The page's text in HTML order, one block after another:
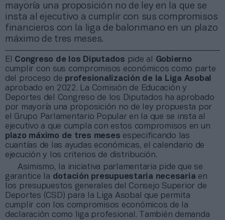
mayoría una proposición no de ley en la que se
insta al ejecutivo a cumplir con sus compromisos
financieros con la liga de balonmano en un plazo
máximo de tres meses.
El Congreso de los Diputados pide al Gobierno
cumplir con sus compromisos económicos como parte
del proceso de profesionalización de la Liga Asobal
aprobado en 2022. La Comisión de Educación y
Deportes del Congreso de los Diputados ha aprobado
por mayoría una proposición no de ley propuesta por
el Grupo Parlamentario Popular en la que se insta al
ejecutivo a que cumpla con estos compromisos en un
plazo máximo de tres meses especificando las
cuantías de las ayudas económicas, el calendario de
ejecución y los criterios de distribución.
Asimismo, la iniciativa parlamentaria pide que se
garantice la dotación presupuestaria necesaria en
los presupuestos generales del Consejo Superior de
Deportes (CSD) para la Liga Asobal que permita
cumplir con los compromisos económicos de la
declaración como liga profesional. También demanda